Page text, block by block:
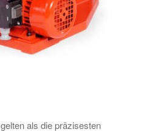
als die präzisesten